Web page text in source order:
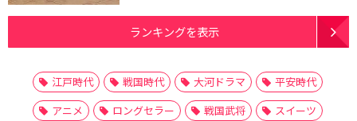
ランキングを表示
江戸時代 戦国時代 大河ドラマ
平安時代
アニメ
ロングセラー 戦国武将
スイーツ